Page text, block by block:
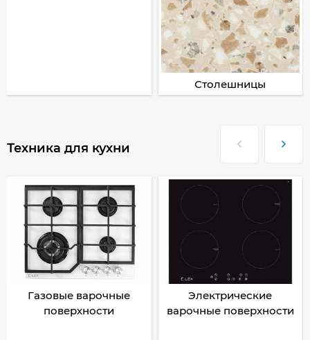
Столешницы
Техника для кухни
Газовые варочные
поверхности
Электрические
варочные поверхности